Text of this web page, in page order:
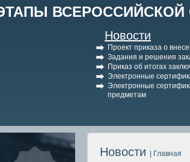
Новости
Проект приказа о
Задания и решения
Приказ об итогах
Электронные
Электронные
предметам
Новости
| Главная